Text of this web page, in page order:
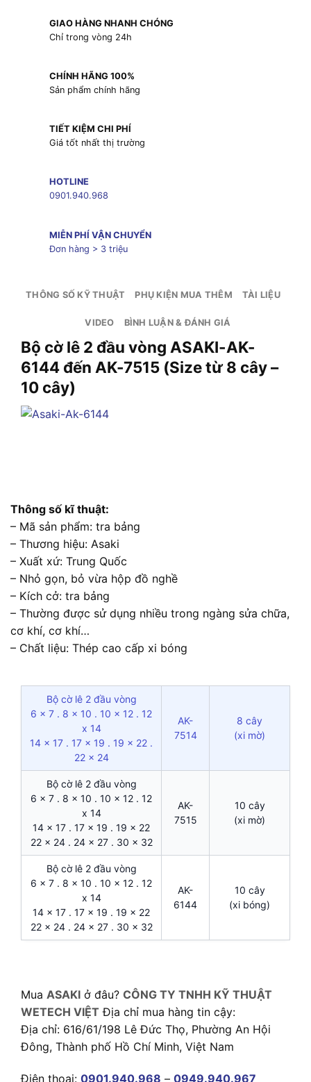
GIAO HÀNG NHANH CHÓNG
Chỉ trong vòng 24h
CHÍNH HÃNG 100%
Sản phẩm chính hãng
TIẾT KIỆM CHI PHÍ
Giá tốt nhất thị trường
HOTLINE
0901.940.968
MIỄN PHÍ VẬN CHUYỂN
Đơn hàng > 3 triệu
THÔNG SỐ KỸ THUẬT PHỤ KIỆN MUA THÊM TÀI LIỆU
VIDEO BÌNH LUẬN & ĐÁNH GIÁ
Bộ cờ lê 2 đầu vòng ASAKI-AK-
6144 đến AK-7515 (Size từ 8 cây –
10 cây)
Thông số kĩ thuật:
– Mã sản phẩm: tra bảng
– Thương hiệu: Asaki
– Xuất xứ: Trung Quốc
– Nhỏ gọn, bỏ vừa hộp đồ nghề
– Kích cở: tra bảng
– Thường được sử dụng nhiều trong ngàng sửa chữa,
cơ khí, cơ khí…
– Chất liệu: Thép cao cấp xi bóng
Bộ cờ lê 2 đầu vòng
6 x 7 . 8 x 10 . 10 x 12 . 12
x 14
14 x 17 . 17 x 19 . 19 x 22 .
22 x 24
AK-
7514
8 cây
(xi mờ)
Bộ cờ lê 2 đầu vòng
6 x 7 . 8 x 10 . 10 x 12 . 12
x 14
14 x 17 . 17 x 19 . 19 x 22
22 x 24 . 24 x 27 . 30 x 32
AK-
7515
10 cây
(xi mờ)
Bộ cờ lê 2 đầu vòng
6 x 7 . 8 x 10 . 10 x 12 . 12
x 14
14 x 17 . 17 x 19 . 19 x 22
22 x 24 . 24 x 27 . 30 x 32
AK-
6144
10 cây
(xi bóng)
Mua ASAKI ở đâu? CÔNG TY TNHH KỸ THUẬT
WETECH VIỆT Địa chỉ mua hàng tin cậy:
Địa chỉ: 616/61/198 Lê Đức Thọ, Phường An Hội
Đông, Thành phố Hồ Chí Minh, Việt Nam
Điện thoại: 0901.940.968 – 0949.940.967